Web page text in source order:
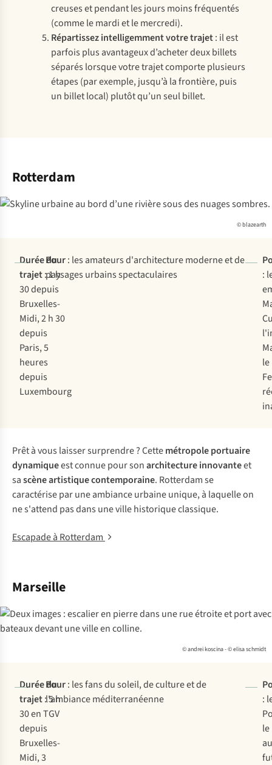
creuses et pendant les jours moins fréquentés
(comme le mardi et le mercredi).
Répartissez intelligemment votre trajet: il est
parfois plus avantageux d’acheter deux billets
séparés lorsque votre trajet comporte plusieurs
étapes (par exemple, jusqu’à la frontière, puis
un billet local) plutôt qu’un seul billet.
Rotterdam
© blazearth
Durée du
trajet: 1 h
30 depuis
Bruxelles-
Midi, 2 h 30
depuis
Paris, 5
heures
depuis
Luxembourg
Pour: les amateurs d'architecture moderne et de
paysages urbains spectaculaires
:
le
Prêt à vous laisser surprendre ? Cettemétropole portuaire
dynamiqueest connue pour sonarchitecture innovanteet
sascène artistique contemporaine. Rotterdam se
caractérise par une ambiance urbaine unique, à laquelle on
ne s'attend pas dans une ville historique classique.
Escapade à Rotterdam
Marseille
© andrei koscina - © elisa schmidt
Durée du
trajet: 5 h
30 en TGV
depuis
Bruxelles-
Midi, 3
Pour: les fans du soleil, de culture et de
l'ambiance méditerranéenne
:
le